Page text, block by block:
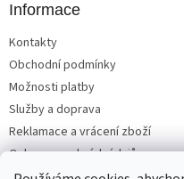
Informace
Kontakty
Obchodní podmínky
Možnosti platby
Služby a doprava
Reklamace a vrácení zboží
Ochrana osobních údajů